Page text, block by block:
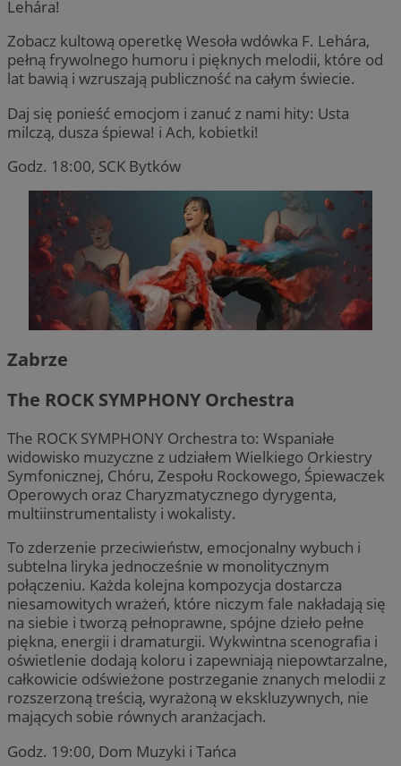
Lehára!
Zobacz kultową operetkę Wesoła wdówka F. Lehára,
pełną frywolnego humoru i pięknych melodii, które od
lat bawią i wzruszają publiczność na całym świecie.
Daj się ponieść emocjom i zanuć z nami hity: Usta
milczą, dusza śpiewa! i Ach, kobietki!
Godz. 18:00, SCK Bytków
Zabrze
The ROCK SYMPHONY Orchestra
The ROCK SYMPHONY Orchestra to: Wspaniałe
widowisko muzyczne z udziałem Wielkiego Orkiestry
Symfonicznej, Chóru, Zespołu Rockowego, Śpiewaczek
Operowych oraz Charyzmatycznego dyrygenta,
multiinstrumentalisty i wokalisty.
To zderzenie przeciwieństw, emocjonalny wybuch i
subtelna liryka jednocześnie w monolitycznym
połączeniu. Każda kolejna kompozycja dostarcza
niesamowitych wrażeń, które niczym fale nakładają się
na siebie i tworzą pełnoprawne, spójne dzieło pełne
piękna, energii i dramaturgii. Wykwintna scenografia i
oświetlenie dodają koloru i zapewniają niepowtarzalne,
całkowicie odświeżone postrzeganie znanych melodii z
rozszerzoną treścią, wyrażoną w ekskluzywnych, nie
mających sobie równych aranżacjach.
Godz. 19:00, Dom Muzyki i Tańca